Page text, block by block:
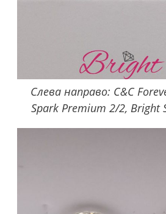
Слева направо: C&C
Spark Premium 2/2, Bright